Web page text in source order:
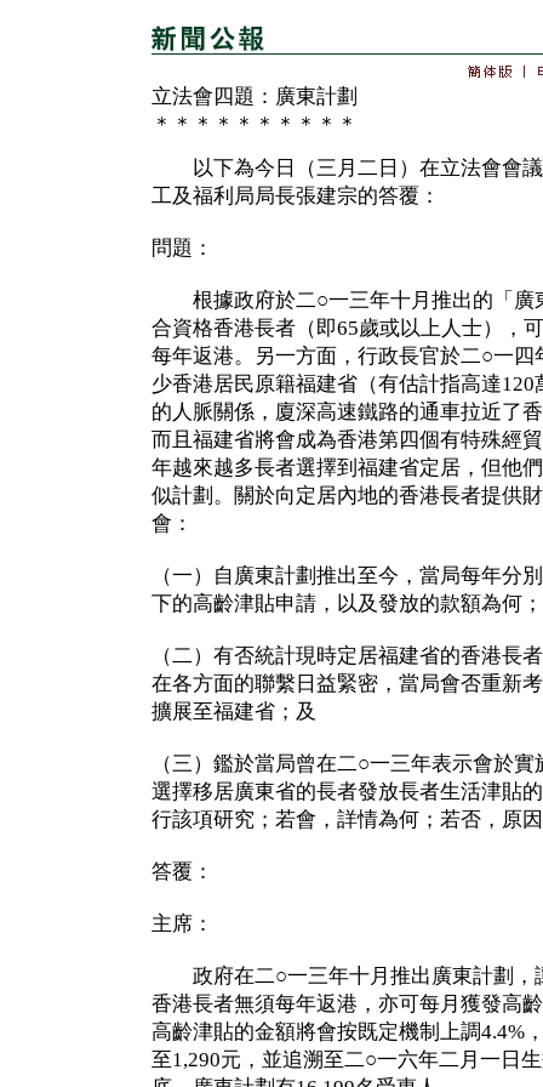
立法會四題：廣東計劃
＊＊＊＊＊＊＊＊＊＊
以下為今日（三月二日）在立法會會議
工及福利局局長張建宗的答覆：
問題：
根據政府於二○一三年十月推出的「廣
合資格香港長者（即65歲或以上人士），
每年返港。另一方面，行政長官於二○一
少香港居民原籍福建省（有估計指高達
的人脈關係，廈深高速鐵路的通車拉近了
而且福建省將會成為香港第四個有特殊經
年越來越多長者選擇到福建省定居，但他
似計劃。關於向定居內地的香港長者提供
會：
（一）自廣東計劃推出至今，當局每年分
下的高齡津貼申請，以及發放的款額為何；
（二）有否統計現時定居福建省的香港長
在各方面的聯繫日益緊密，當局會否重新
擴展至福建省；及
（三）鑑於當局曾在二○一三年表示會於
選擇移居廣東省的長者發放長者生活津貼
行該項研究；若會，詳情為何；若否，原
答覆：
主席：
政府在二○一三年十月推出廣東計劃，
香港長者無須每年返港，亦可每月獲發高
高齡津貼的金額將會按既定機制上調4.4%
至1,290元，並追溯至二○一六年二月一日